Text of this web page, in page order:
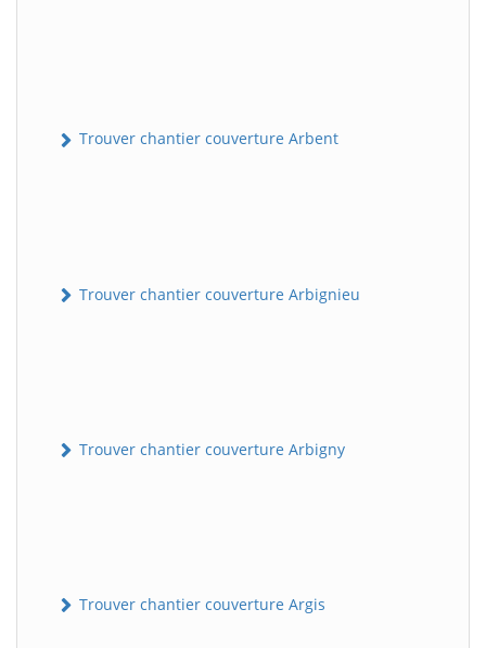
Trouver chantier couverture Arbent
Trouver chantier couverture Arbignieu
Trouver chantier couverture Arbigny
Trouver chantier couverture Argis